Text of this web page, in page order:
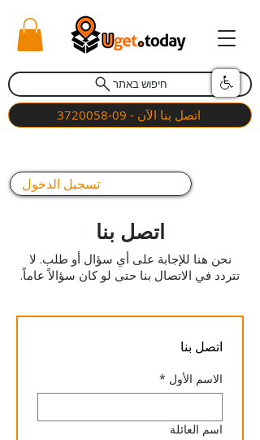
חיפוש באתר
اتصل بنا الآن - 09-3720058
تسجيل الدخول
اتصل بنا
نحن هنا للإجابة على أي سؤال أو طلب. لا
تتردد في الاتصال بنا حتى لو كان سؤالاً عاماً.
اتصل بنا
الاسم الأول *
اسم العائلة